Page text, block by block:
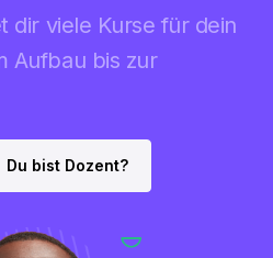
dir viele Kurse für dein
Aufbau bis zur
Du bist Dozent?